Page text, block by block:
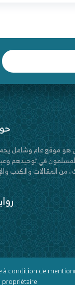
في توحيدهم
من المقالات والكتب
condition de